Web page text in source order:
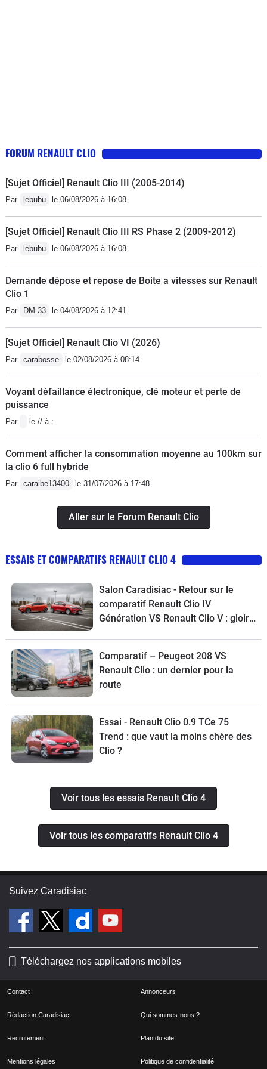
commandes.
FORUM RENAULT CLIO
[Sujet Officiel] Renault Clio III (2005-2014)
Par lebubu le 06/08/2026 à 16:08
[Sujet Officiel] Renault Clio III RS Phase 2 (2009-2012)
Par lebubu le 06/08/2026 à 16:08
Demande dépose et repose de Boite a vitesses sur Renault
Clio 1
Par DM.33 le 04/08/2026 à 12:41
[Sujet Officiel] Renault Clio VI (2026)
Par carabosse le 02/08/2026 à 08:14
Voyant défaillance électronique, clé moteur et perte de
puissance
Par le // à :
Comment afficher la consommation moyenne au 100km sur
la clio 6 full hybride
Par caraibe13400 le 31/07/2026 à 17:48
Aller sur le Forum Renault Clio
ESSAIS ET COMPARATIFS RENAULT CLIO 4
Salon Caradisiac - Retour sur le
comparatif Renault Clio IV
Génération VS Renault Clio V : gloire
Comparatif – Peugeot 208 VS
Renault Clio : un dernier pour la
route
Essai - Renault Clio 0.9 TCe 75
Trend : que vaut la moins chère des
Clio ?
Voir tous les essais Renault Clio 4
Voir tous les comparatifs Renault Clio 4
Suivez Caradisiac
Téléchargez nos applications mobiles
Contact Annonceurs
Rédaction Caradisiac Qui sommes-nous ?
Recrutement Plan du site
Mentions légales Politique de confidentialité